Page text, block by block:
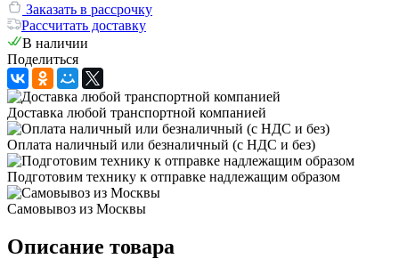
Заказать в рассрочку
Рассчитать доставку
В наличии
Поделиться
Доставка любой транспортной компанией
Оплата наличный или безналичный (с НДС и без)
Подготовим технику к отправке надлежащим образом
Самовывоз из Москвы
Описание товара